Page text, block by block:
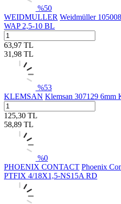
%50
WEIDMULLER Weidmüller
WAP 2,5-10 BL
63,97 TL
31,98 TL
%53
KLEMSAN Klemsan 307129 6mm
125,30 TL
58,89 TL
%0
PHOENIX CONTACT Phoenix
PTFIX 4/18X1,5-NS15A RD